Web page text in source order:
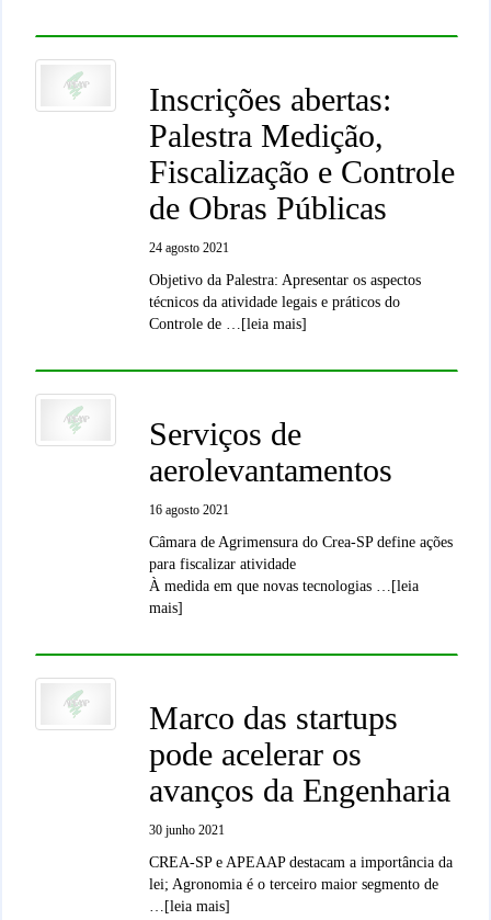
Inscrições abertas:
Palestra Medição,
Fiscalização e Controle
de Obras Públicas
24 agosto 2021
Objetivo da Palestra: Apresentar os aspectos
técnicos da atividade legais e práticos do
Controle de …[leia mais]
Serviços de
aerolevantamentos
16 agosto 2021
Câmara de Agrimensura do Crea-SP define ações
para fiscalizar atividade
À medida em que novas tecnologias …[leia
mais]
Marco das startups
pode acelerar os
avanços da Engenharia
30 junho 2021
CREA-SP e APEAAP destacam a importância da
lei; Agronomia é o terceiro maior segmento de
…[leia mais]